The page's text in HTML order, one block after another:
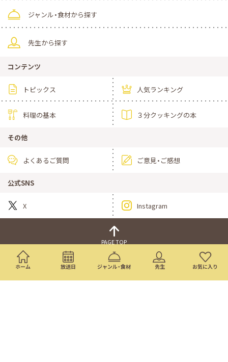
ホーム 放送日 ジャンル・食材 先生 お気に入り
ジャンル・食材から探す
先生から探す
コンテンツ
トピックス 人気ランキング
料理の基本 ３分クッキングの本
その他
よくあるご質問 ご意見・ご感想
公式SNS
X Instagram
PAGE TOP
ドラマ ニュース・情報